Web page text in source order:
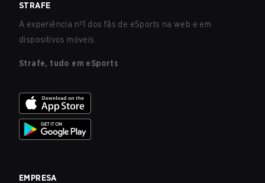
STRAFE
A experiência nº1 dos fãs de eSports na web e em
dispositivos móveis.
Strafe, tudo em eSports
EMPRESA